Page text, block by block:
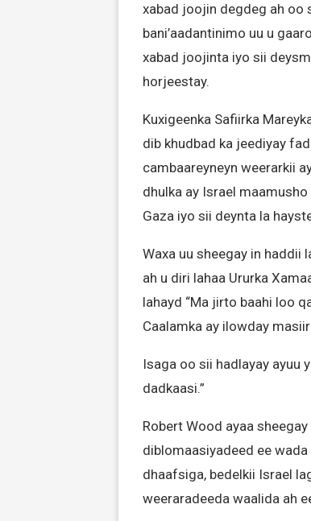
xabad joojin degdeg ah oo
bani’aadantinimo uu u
xabad joojinta iyo sii
horjeestay.
Kuxigeenka Safiirka
dib khudbad ka jeediyay
cambaareyneyn weerarkii
dhulka ay Israel
Gaza iyo sii deynta la
Waxa uu sheegay in haddii
ah u diri lahaa Ururka
lahayd “Ma jirto baahi loo
Caalamka ay ilowday
Isaga oo sii hadlayay ayuu
dadkaasi.”
Robert Wood ayaa
diblomaasiyadeed ee
dhaafsiga, bedelkii Israel
weeraradeeda waalida ah